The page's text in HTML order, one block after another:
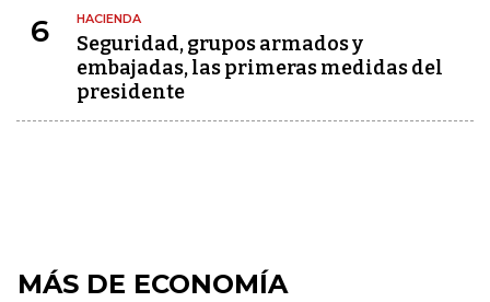
6 HACIENDA
Seguridad, grupos armados y
embajadas, las primeras medidas del
presidente
MÁS DE ECONOMÍA